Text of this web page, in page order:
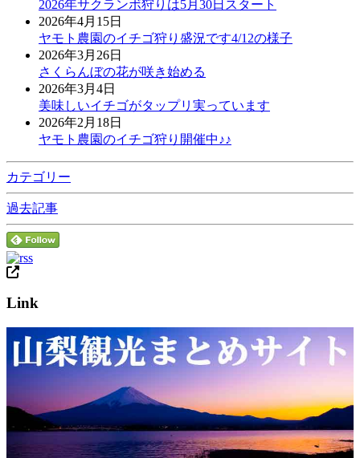
2026年サクランボ狩りは5月30日スタート
2026年4月15日
ヤモト農園のイチゴ狩り盛況です4/12の様子
2026年3月26日
さくらんぼの花が咲き始める
2026年3月4日
美味しいイチゴがタップリ実っています
2026年2月18日
ヤモト農園のイチゴ狩り開催中♪♪
カテゴリー
過去記事
Link